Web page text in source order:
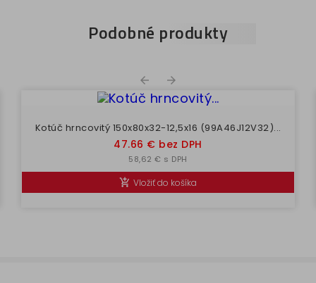
Podobné produkty
 
Kotúč hrncovitý 150x80x32-12,5x16 (99A46J12V32)...
Cena
47.66 € bez DPH
58,62 € s DPH
 Vložiť do košíka